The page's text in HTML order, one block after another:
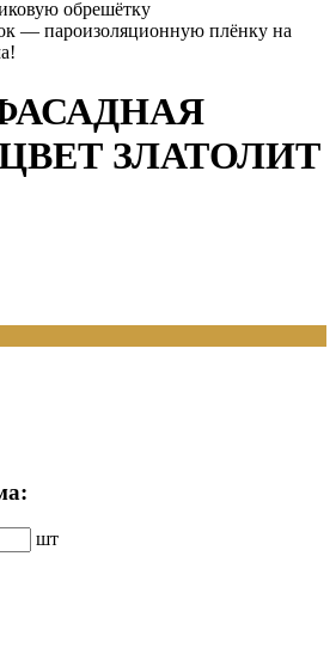
обрешётку
— пароизоляционную плёнку на
ЗЛАТОЛИТ
шт